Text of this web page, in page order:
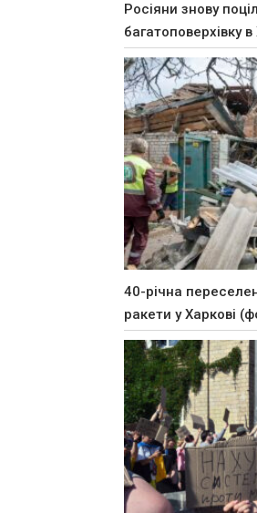
Росіяни знову
багатоповерхівку
40-річна
ракети у Харкові